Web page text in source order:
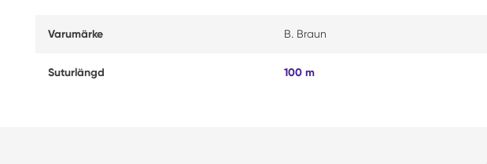
Varumärke B. Braun
Suturlängd 100 m